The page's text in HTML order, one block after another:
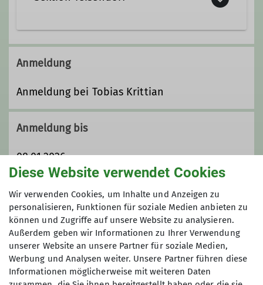
Anmeldung
Anmeldung bei Tobias Krittian
Anmeldung bis
08.01.2026
Maximale Teilnehmeranzahl
7
Diese Website verwendet Cookies
Wir verwenden Cookies, um Inhalte und Anzeigen zu
personalisieren, Funktionen für soziale Medien anbieten zu
können und Zugriffe auf unsere Website zu analysieren.
Außerdem geben wir Informationen zu Ihrer Verwendung
unserer Website an unsere Partner für soziale Medien,
Werbung und Analysen weiter. Unsere Partner führen diese
Informationen möglicherweise mit weiteren Daten